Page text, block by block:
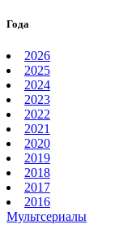
Года
2026
2025
2024
2023
2022
2021
2020
2019
2018
2017
2016
Мультсериалы